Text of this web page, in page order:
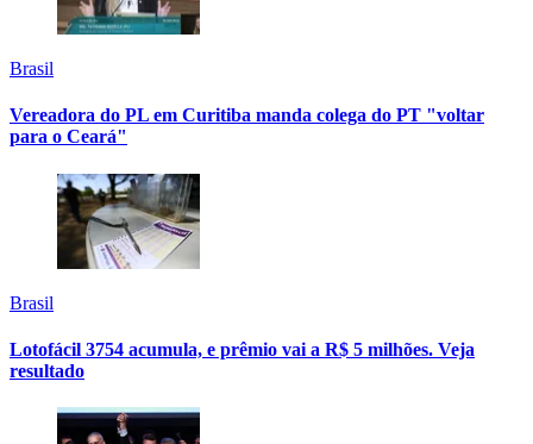
Brasil
Vereadora do PL em Curitiba manda colega do PT "voltar
para o Ceará"
Brasil
Lotofácil 3754 acumula, e prêmio vai a R$ 5 milhões. Veja
resultado